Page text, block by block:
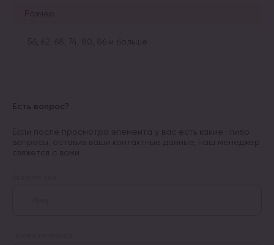
Размер
56, 62, 68, 74, 80, 86 и больше
Есть вопрос?
Если после просмотра элемента у вас есть какие -либо
вопросы, оставив ваши контактные данные, наш менеджер
свяжется с вами